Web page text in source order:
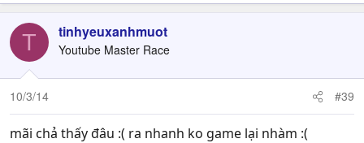
T tinhyeuxanhmuot
Youtube Master Race
10/3/14 #39
mãi chả thấy đâu :( ra nhanh ko game lại nhàm :(